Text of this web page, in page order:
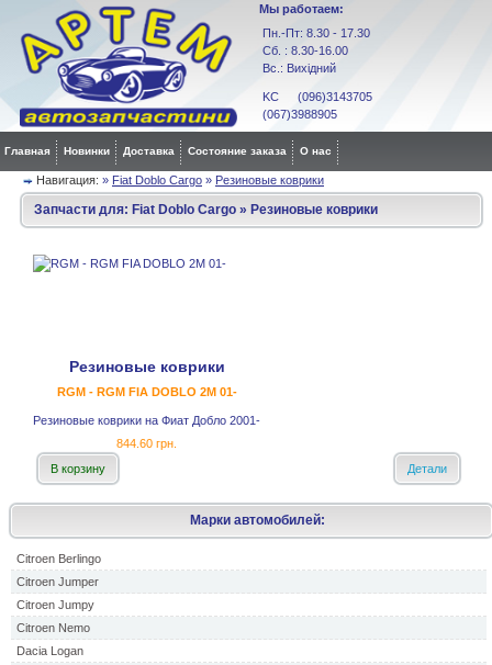
Мы работаем:
Пн.-Пт: 8.30 - 17.30
Сб. : 8.30-16.00
Вс.: Вихідний
KC (096)3143705
(067)3988905
Главная Новинки Доставка Состояние заказа О нас
Навигация: » Fiat Doblo Cargo » Резиновые коврики
Марки автомобилей:
Citroen Berlingo
Citroen Jumper
Citroen Jumpy
Citroen Nemo
Dacia Logan
Запчасти для: Fiat Doblo Cargo » Резиновые коврики
Резиновые коврики
RGM - RGM FIA DOBLO 2M 01-
Резиновые коврики на Фиат Добло 2001-
844.60 грн.
В корзину
Детали